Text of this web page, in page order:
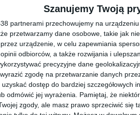
Szanujemy Twoją
partnerami przechowujemy na
przetwarzamy dane osobowe, takie jak
przez urządzenie, w celu zapewniania
odbiorców, a także rozwijania i
precyzyjne dane
zgodę na przetwarzanie danych
dostęp do bardziej szczegółowych
odmówić jej wyrażenia.
Pamiętaj, że
zgody, ale masz prawo sprzeciwić się